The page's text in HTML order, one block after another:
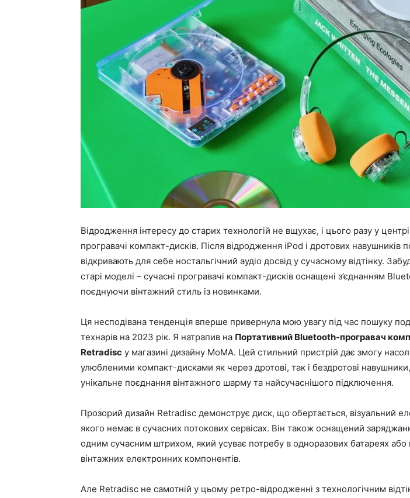
Відродження інтересу до старих технологій не вщухає, і цього разу у центрі
програвачі компакт-дисків. Після відродження iPod і дротових навушників
відкривають для себе ностальгічний аудіо досвід у сучасному відтінку.
старі моделі – сучасні програвачі компакт-дисків оснащені з’єднанням
поєднуючи вінтажний стиль із новинками.
Ця несподівана тенденція вперше привернула мою увагу під час пошуку
технарів на 2023 рік. Я натрапив на Портативний Bluetooth-програвач
Retradisc у магазині дизайну MoMA. Цей стильний пристрій дає змогу
улюбленими компакт-дисками як через дротові, так і бездротові
унікальне поєднання вінтажного шарму та найсучаснішого підключення.
Прозорий дизайн Retradisc демонструє диск, що обертається, візуальний
якого немає в сучасних потокових сервісах. Він також оснащений
одним сучасним штрихом, який усуває потребу в одноразових батареях або
вінтажних електронних компонентів.
Але Retradisc не самотній у цьому ретро-відродженні з технологічним